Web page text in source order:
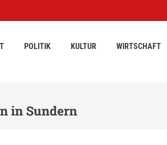
POLITIK KULTUR WIRTSCHAFT
in Sundern